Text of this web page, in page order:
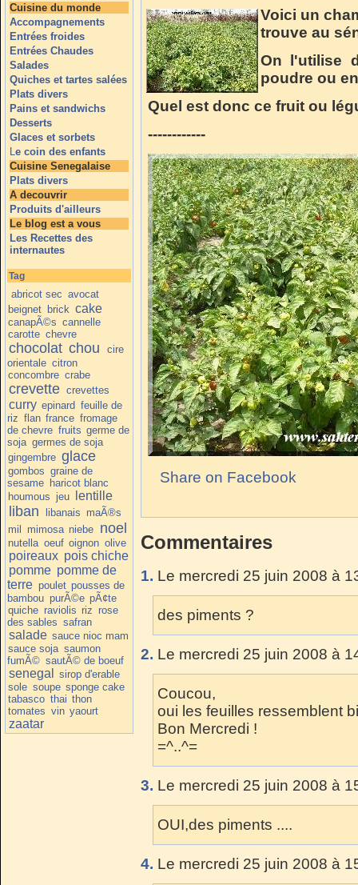
Cuisine du monde
Accompagnements
Entrées froides
Entrées Chaudes
Salades
Quiches et tartes salées
Plats divers
Pains et sandwichs
Desserts
Glaces et sorbets
Le coin des enfants
Cuisine Senegalaise
Plats divers
A decouvrir
Produits d'ailleurs
Le blog est a vous
Les Recettes des
internautes
Tag
abricot sec avocat
beignet brick cake
canapÃ©s cannelle
carotte chevre
chocolat chou
cire
orientale citron
concombre crabe
crevette crevettes
curry epinard feuille de
riz flan france fromage
de chevre fruits germe de
soja germes de soja
gingembre glace
gombos graine de
sesame haricot blanc
houmous jeu lentille
liban libanais maÃ®s
mil mimosa niebe noel
nutella oeuf oignon olive
poireaux pois chiche
pomme pomme de
terre poulet pousses de
bambou purÃ©e pÃ¢te
quiche raviolis riz rose
des sables safran
salade sauce nioc mam
sauce soja saumon
fumÃ© sautÃ© de boeuf
senegal
sirop d'erable
sole soupe sponge cake
tabasco thai thon
tomates vin yaourt
zaatar
Voici un
trouve au
On l'utilise
poudre ou
Quel est donc ce fruit ou
------------
Share on Facebook
Commentaires
1. Le mercredi 25 juin 2008 à
des piments ?
2. Le mercredi 25 juin 2008 à
Coucou,
oui les feuilles ressemblent
Bon Mercredi !
=^..^=
3. Le mercredi 25 juin 2008 à
OUI,des piments ....
4. Le mercredi 25 juin 2008 à